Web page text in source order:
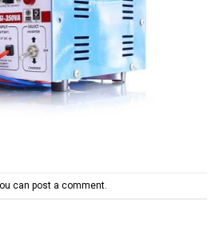
can post a comment.